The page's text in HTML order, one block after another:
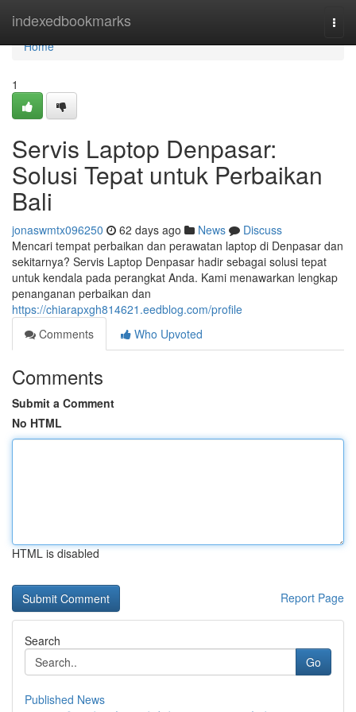
indexedbookmarks
Home
Home
1
Servis Laptop Denpasar:
Solusi Tepat untuk Perbaikan
Bali
jonaswmtx096250 62 days ago News
Discuss
Mencari tempat perbaikan dan perawatan laptop di Denpasar dan
sekitarnya? Servis Laptop Denpasar hadir sebagai solusi tepat
untuk kendala pada perangkat Anda. Kami menawarkan lengkap
penanganan perbaikan dan
https://chiarapxgh814621.eedblog.com/profile
Comments
Who Upvoted
Comments
Submit a Comment
No HTML
HTML is disabled
Report Page
Search
Go
Published News